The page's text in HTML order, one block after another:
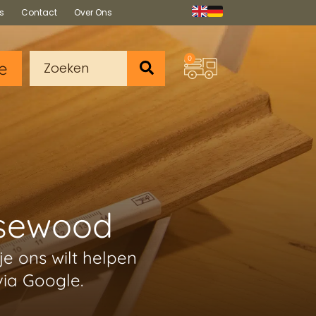
Contact Over Ons
0
ons wilt helpen
Google.